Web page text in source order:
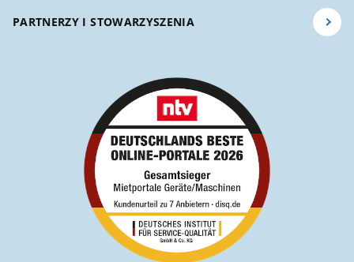
PARTNERZY I STOWARZYSZENIA